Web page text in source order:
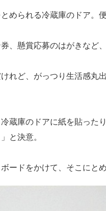
められる冷蔵庫のドア。
、懸賞応募のはがきなど
れど、がっつり生活感丸
蔵庫のドアに紙を貼った
と決意。
ードをかけて、そこにと